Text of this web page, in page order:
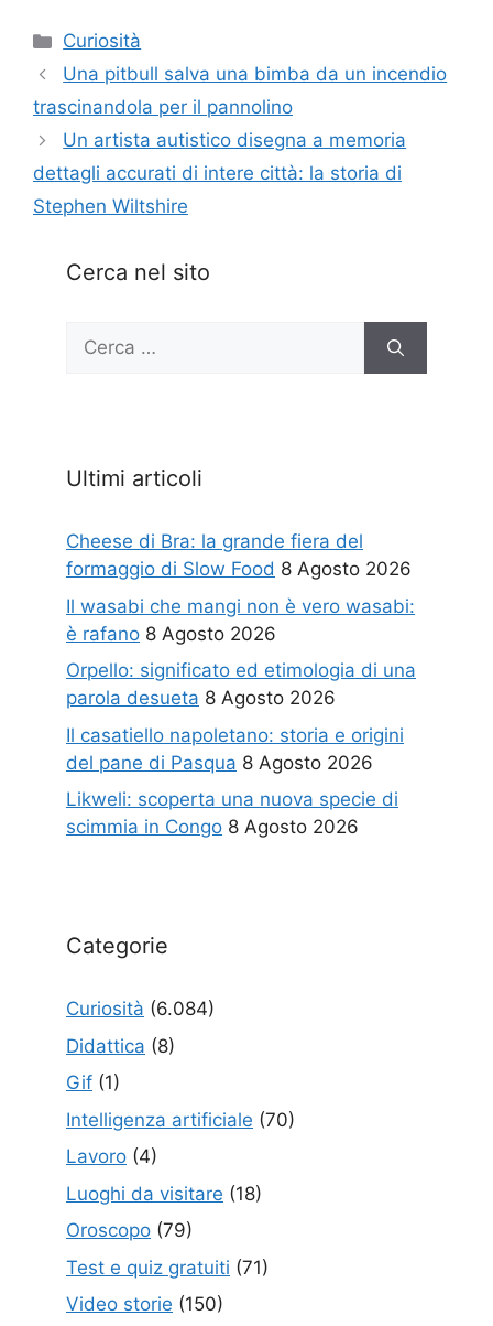
Categorie
Curiosità
Una pitbull salva una bimba da un incendio
trascinandola per il pannolino
Un artista autistico disegna a memoria
dettagli accurati di intere città: la storia di
Stephen Wiltshire
Cerca nel sito
Ricerca
Ultimi articoli
Cheese di Bra: la grande fiera del
formaggio di Slow Food 8 Agosto 2026
Il wasabi che mangi non è vero wasabi:
è rafano 8 Agosto 2026
Orpello: significato ed etimologia di una
parola desueta 8 Agosto 2026
Il casatiello napoletano: storia e origini
del pane di Pasqua 8 Agosto 2026
Likweli: scoperta una nuova specie di
scimmia in Congo 8 Agosto 2026
Categorie
Curiosità (6.084)
Didattica (8)
Gif (1)
Intelligenza artificiale (70)
Lavoro (4)
Luoghi da visitare (18)
Oroscopo (79)
Test e quiz gratuiti (71)
Video storie (150)